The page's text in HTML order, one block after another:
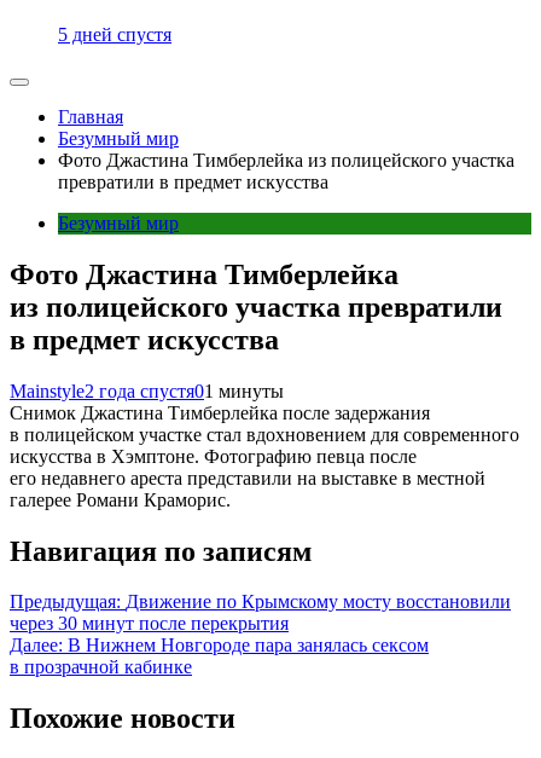
5 дней спустя
Главная
Безумный мир
Фото Джастина Тимберлейка из полицейского участка
превратили в предмет искусства
Безумный мир
Фото Джастина Тимберлейка
из полицейского участка превратили
в предмет искусства
Mainstyle2 года спустя01 минуты
Снимок Джастина Тимберлейка после задержания
в полицейском участке стал вдохновением для современного
искусства в Хэмптоне. Фотографию певца после
его недавнего ареста представили на выставке в местной
галерее Романи Краморис.
Навигация по записям
Предыдущая: Движение по Крымскому мосту восстановили
через 30 минут после перекрытия
Далее: В Нижнем Новгороде пара занялась сексом
в прозрачной кабинке
Похожие новости